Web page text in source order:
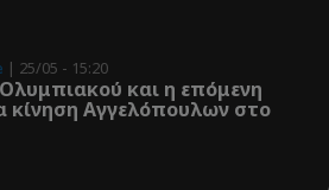
| 25/05 - 15:20
και η επόμενη
κίνηση Αγγελόπουλων στο